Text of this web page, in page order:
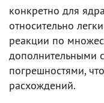
конкретно для ядра
относительно
реакции по
дополнительными
погрешностями,
расхождений.